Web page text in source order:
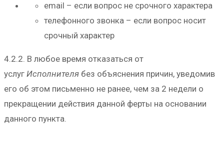
email – если вопрос не срочного характера
телефонного звонка – если вопрос носит
срочный характер
4.2.2. В любое время отказаться от
услуг Исполнителя без объяснения причин, уведомив
его об этом письменно не ранее, чем за 2 недели о
прекращении действия данной ферты на основании
данного пункта.